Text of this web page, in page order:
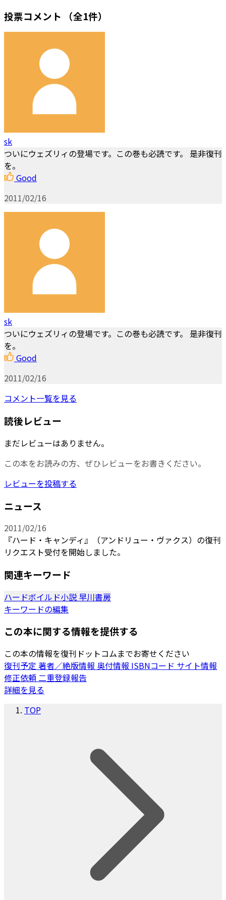
投票コメント （全1件）
sk
ついにウェズリィの登場です。この巻も必読です。 是非復刊
を。
Good
2011/02/16
sk
ついにウェズリィの登場です。この巻も必読です。 是非復刊
を。
Good
2011/02/16
コメント一覧を見る
読後レビュー
まだレビューはありません。
この本をお読みの方、ぜひレビューをお書きください。
レビューを投稿する
ニュース
2011/02/16
『ハード・キャンディ』（アンドリュー・ヴァクス）の復刊
リクエスト受付を開始しました。
関連キーワード
ハードボイルド小説 早川書房
キーワードの編集
この本に関する情報を提供する
この本の情報を復刊ドットコムまでお寄せください
復刊予定 著者／絶版情報 奥付情報 ISBNコード サイト情報
修正依頼二重登録報告
詳細を見る
TOP